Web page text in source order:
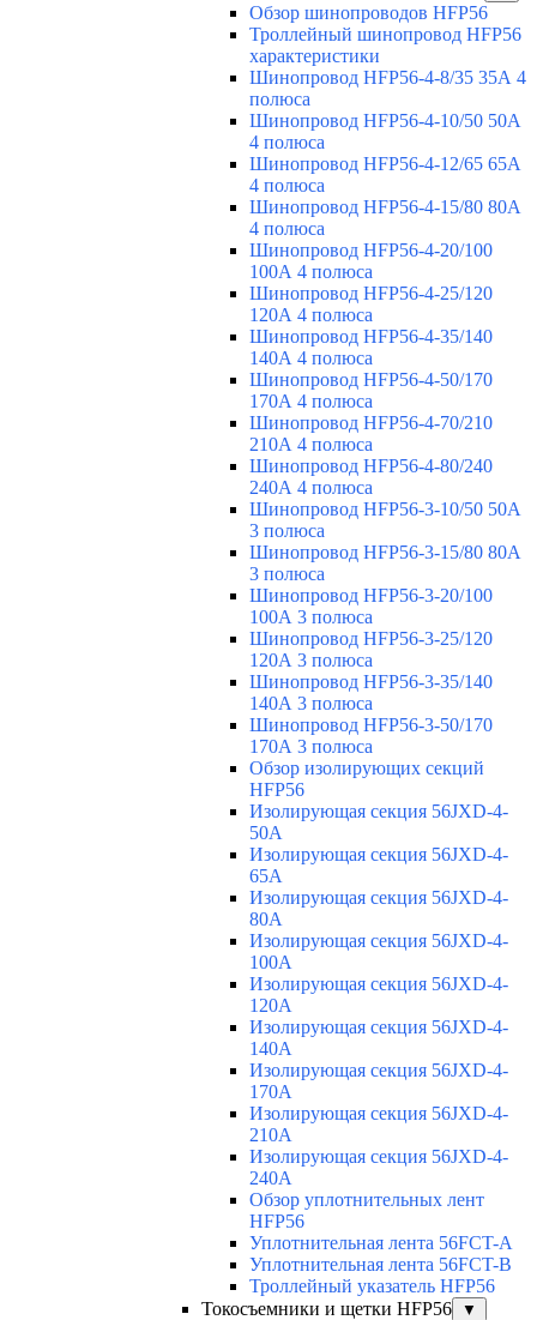
Обзор шинопроводов HFP56
Троллейный шинопровод HFP56
характеристики
Шинопровод HFP56-4-8/35 35А 4
полюса
Шинопровод HFP56-4-10/50 50А
4 полюса
Шинопровод HFP56-4-12/65 65А
4 полюса
Шинопровод HFP56-4-15/80 80А
4 полюса
Шинопровод HFP56-4-20/100
100А 4 полюса
Шинопровод HFP56-4-25/120
120А 4 полюса
Шинопровод HFP56-4-35/140
140А 4 полюса
Шинопровод HFP56-4-50/170
170А 4 полюса
Шинопровод HFP56-4-70/210
210А 4 полюса
Шинопровод HFP56-4-80/240
240А 4 полюса
Шинопровод HFP56-3-10/50 50А
3 полюса
Шинопровод HFP56-3-15/80 80А
3 полюса
Шинопровод HFP56-3-20/100
100А 3 полюса
Шинопровод HFP56-3-25/120
120А 3 полюса
Шинопровод HFP56-3-35/140
140А 3 полюса
Шинопровод HFP56-3-50/170
170А 3 полюса
Обзор изолирующих секций
HFP56
Изолирующая секция 56JXD-4-
50A
Изолирующая секция 56JXD-4-
65A
Изолирующая секция 56JXD-4-
80A
Изолирующая секция 56JXD-4-
100A
Изолирующая секция 56JXD-4-
120A
Изолирующая секция 56JXD-4-
140A
Изолирующая секция 56JXD-4-
170A
Изолирующая секция 56JXD-4-
210A
Изолирующая секция 56JXD-4-
240A
Обзор уплотнительных лент
HFP56
Уплотнительная лента 56FCT-A
Уплотнительная лента 56FCT-B
Троллейный указатель HFP56
Токосъемники и щетки HFP56
▼